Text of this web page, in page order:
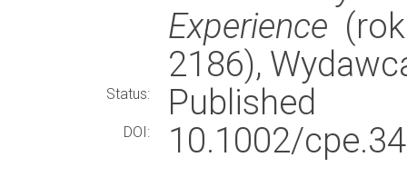
Experience
2186),
Status: Published
DOI:
10.1002/